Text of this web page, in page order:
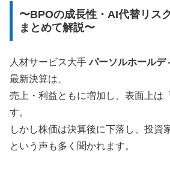
〜BPOの成長性・AI代替リス
まとめて解説〜
人材サービス大手パーソルホールデ
最新決算は、
売上・利益ともに増加し、表面上は
す。
しかし株価は決算後に下落し、投資
という声も多く聞かれます。